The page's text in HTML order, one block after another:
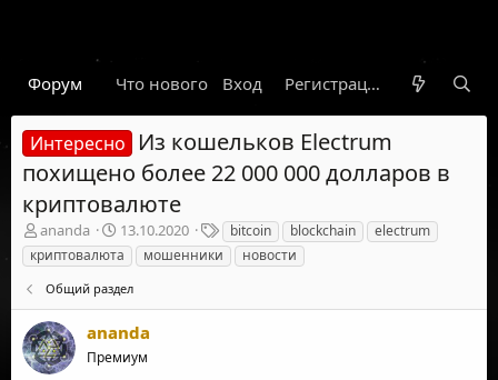
Форум Что нового Гарант Новости
Вход Регистрация
Интересно
Из кошельков Electrum
похищено более 22 000 000 долларов в
криптовалюте
А
в
т
о
р
т
е
м
ananda
Д
а
т
а
н
а
а
13.10.2020
Т
е
г
bitcoin blockchain
electrum
криптовалюта
мошенники новости
Общий раздел
ananda
Премиум